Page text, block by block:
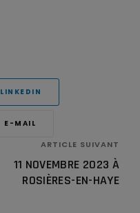
LINKEDIN
E-MAIL
ARTICLE SUIVANT
11 NOVEMBRE 2023 À
ROSIÈRES-EN-HAYE